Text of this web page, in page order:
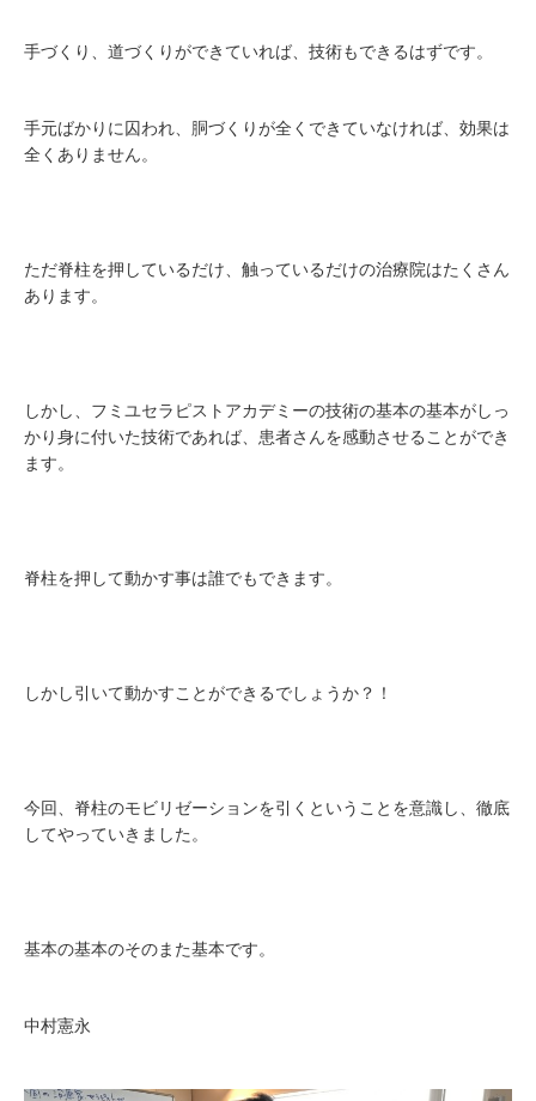
手づくり、道づくりができていれば、技術もできるはずです。
手元ばかりに囚われ、胴づくりが全くできていなければ、効果は
全くありません。
ただ脊柱を押しているだけ、触っているだけの治療院はたくさん
あります。
しかし、フミユセラピストアカデミーの技術の基本の基本がしっ
かり身に付いた技術であれば、患者さんを感動させることができ
ます。
脊柱を押して動かす事は誰でもできます。
しかし引いて動かすことができるでしょうか？！
今回、脊柱のモビリゼーションを引くということを意識し、徹底
してやっていきました。
基本の基本のそのまた基本です。
中村憲永